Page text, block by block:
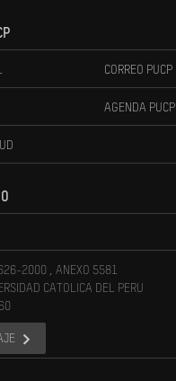
CORREO PUCP
AGENDA PUCP
626-2000 , ANEXO 5581
CATOLICA DEL PERU